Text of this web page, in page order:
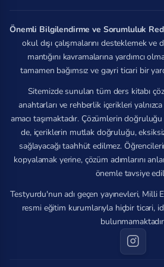
Önemli Bilgilendirme ve Sorumluluk
okul dışı çalışmalarını desteklemek ve
mantığını kavramalarına yardımcı
tamamen bağımsız ve gayri ticari bir
Sitemizde sunulan tüm ders kitabı
anahtarları ve rehberlik içerikleri
amacı taşımaktadır. Çözümlerin
de, içeriklerin mutlak doğruluğu,
sağlayacağı taahhüt edilmez.
kopyalamak yerine, çözüm adımlarını
önemle tavsiye
Testyurdu'nun adı geçen yayınevleri, Milli
resmi eğitim kurumlarıyla hiçbir ticari,